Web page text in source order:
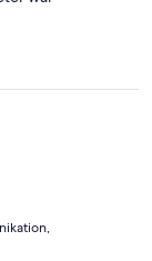
nur
Nutzung der
am Vermieter